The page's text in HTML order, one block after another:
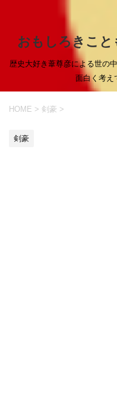
おもしろきこ
歴史大好き葦尊彦による世の
面白く考え
HOME > 剣豪 >
剣豪